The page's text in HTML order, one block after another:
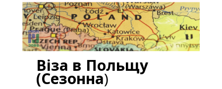
Віза в Польщу
(Сезонна)